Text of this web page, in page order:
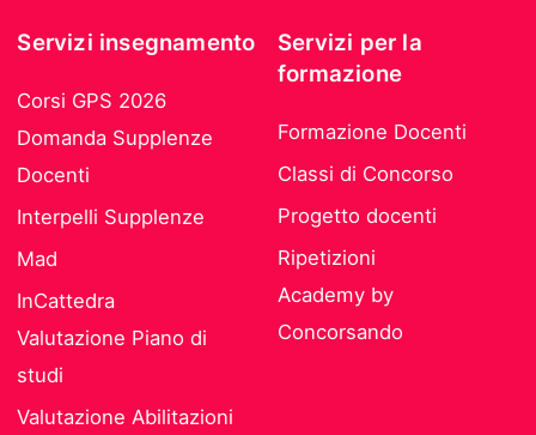
Servizi insegnamento
Corsi GPS 2026
Domanda Supplenze
Docenti
Interpelli Supplenze
Mad
InCattedra
Valutazione Piano di
studi
Valutazione Abilitazioni
Servizi per la
formazione
Formazione Docenti
Classi di Concorso
Progetto docenti
Ripetizioni
Academy by
Concorsando